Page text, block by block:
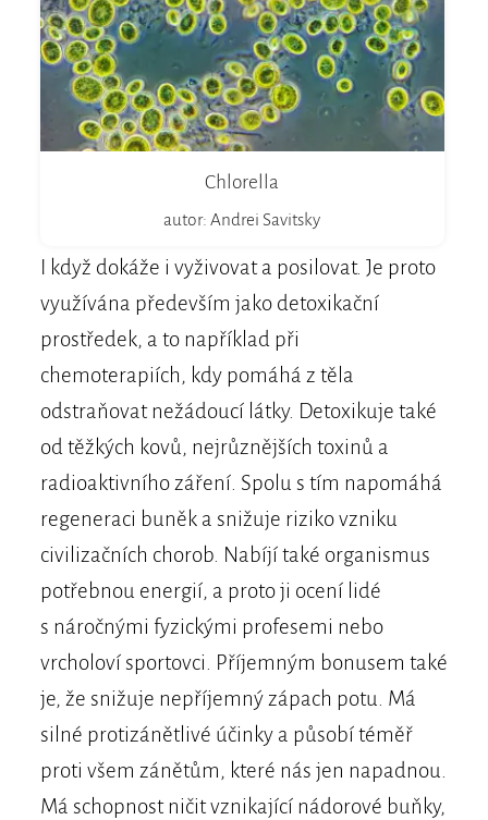
Chlorella
autor: Andrei Savitsky
I když dokáže i vyživovat a posilovat. Je proto
využívána především jako detoxikační
prostředek, a to například při
chemoterapiích, kdy pomáhá z těla
odstraňovat nežádoucí látky. Detoxikuje také
od těžkých kovů, nejrůznějších toxinů a
radioaktivního záření. Spolu s tím napomáhá
regeneraci buněk a snižuje riziko vzniku
civilizačních chorob. Nabíjí také organismus
potřebnou energií, a proto ji ocení lidé
s náročnými fyzickými profesemi nebo
vrcholoví sportovci. Příjemným bonusem také
je, že snižuje nepříjemný zápach potu. Má
silné protizánětlivé účinky a působí téměř
proti všem zánětům, které nás jen napadnou.
Má schopnost ničit vznikající nádorové buňky,